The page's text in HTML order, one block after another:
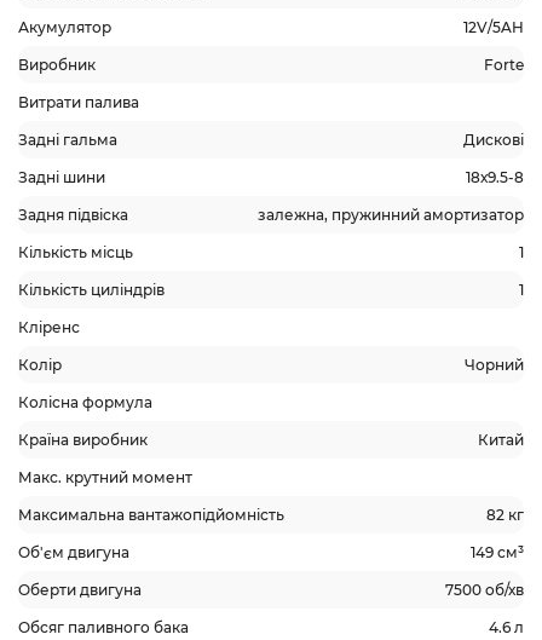
Акумулятор 12V/5AH
Виробник Forte
Витрати палива
Задні гальма Дискові
Задні шини 18х9.5-8
Задня підвіска залежна, пружинний амортизатор
Кількість місць 1
Кількість циліндрів 1
Кліренс
Колір Чорний
Колісна формула
Країна виробник Китай
Макс. крутний момент
Максимальна вантажопідйомність 82 кг
Об'єм двигуна 149 см³
Оберти двигуна 7500 об/хв
Обсяг паливного бака 4.6 л